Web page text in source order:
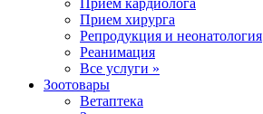
Прием кардиолога
Прием хирурга
Репродукция и неонатология
Реанимация
Все услуги »
Зоотовары
Ветаптека